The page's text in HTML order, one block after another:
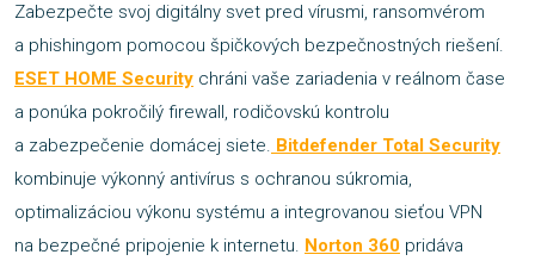
Zabezpečte svoj digitálny svet pred vírusmi, ransomvérom
a phishingom pomocou špičkových bezpečnostných riešení.
ESET HOME Security chráni vaše zariadenia v reálnom čase
a ponúka pokročilý firewall, rodičovskú kontrolu
a zabezpečenie domácej siete. Bitdefender Total Security
kombinuje výkonný antivírus s ochranou súkromia,
optimalizáciou výkonu systému a integrovanou sieťou VPN
na bezpečné pripojenie k internetu. Norton 360 pridáva